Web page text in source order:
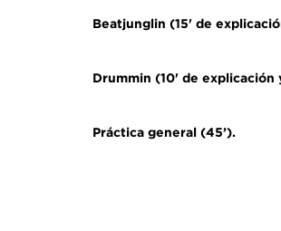
Beatjunglin (15' de
Drummin (10' de explicación
Práctica general (45’).